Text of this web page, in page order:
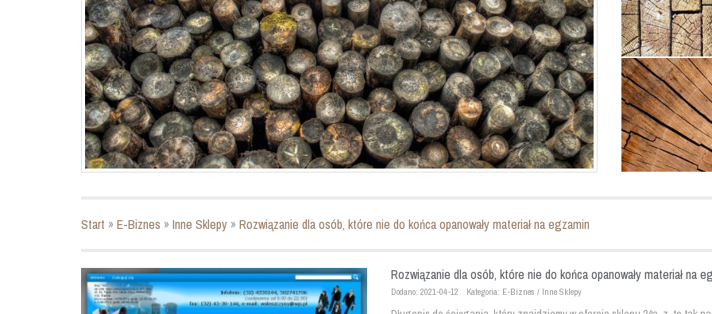
Start »E-Biznes »Inne Sklepy »Rozwiązanie dla osób, które nie do końca opanowały materiał na egzamin
Rozwiązanie dla osób, które nie do końca opanowały materiał na
Dodano: 2021-04-12 Kategoria: E-Biznes / Inne Sklepy